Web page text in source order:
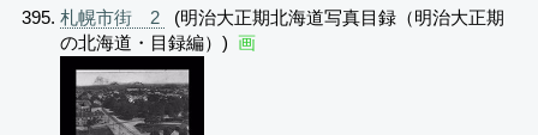
札幌市街 2
(明治大正期北海道写真目録（明治大正期
の北海道・目録編）) 画